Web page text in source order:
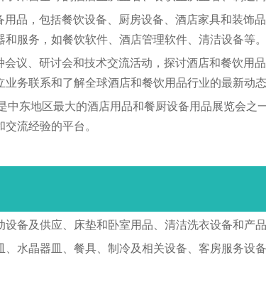
品，包括餐饮设备、厨房设备、酒店家具和装饰
服务，如餐饮软件、酒店管理软件、清洁设备等。
议、研讨会和技术交流活动，探讨酒店和餐饮用
务联系和了解全球酒店和餐饮用品行业的最新动态
东地区最大的酒店用品和餐厨设备用品展览会
流经验的平台。
备及供应、床垫和卧室用品、清洁洗衣设备和产
水晶器皿、餐具、制冷及相关设备、客房服务设